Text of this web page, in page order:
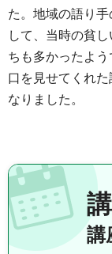
た。地域の語り
して、当時の貧
ちも多かったよ
口を見せてくれ
なりました。
講